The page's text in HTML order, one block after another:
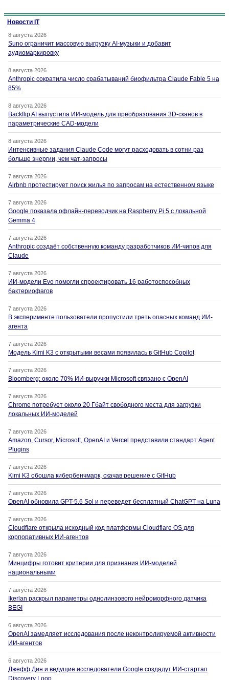
Новости IT
8 августа 2026
Suno ограничит массовую выгрузку AI-музыки и добавит
аудиомаркировку
8 августа 2026
Anthropic сократила число срабатываний биофильтра Claude Fable 5 на
85%
8 августа 2026
Backflip AI выпустила ИИ-модель для преобразования 3D-сканов в
параметрические CAD-модели
8 августа 2026
Интенсивные задания Claude Code могут расходовать в сотни раз
больше энергии, чем чат-запросы
7 августа 2026
Airbnb протестирует поиск жилья по запросам на естественном языке
7 августа 2026
Google показала офлайн-переводчик на Raspberry Pi 5 с локальной
Gemma 4
7 августа 2026
Anthropic создаёт собственную команду разработчиков ИИ-чипов для
Claude
7 августа 2026
ИИ-модели Evo помогли спроектировать 16 работоспособных
бактериофагов
7 августа 2026
В эксперименте пользователи пропустили треть опасных команд ИИ-
агента
7 августа 2026
Модель Kimi K3 с открытыми весами появилась в GitHub Copilot
7 августа 2026
Bloomberg: около 70% ИИ-выручки Microsoft связано с OpenAI
7 августа 2026
Chrome потребует около 20 Гбайт свободного места для загрузки
локальных ИИ-моделей
7 августа 2026
Amazon, Cursor, Microsoft, OpenAI и Vercel представили стандарт Agent
Plugins
7 августа 2026
Kimi K3 обошла кибербенчмарк, скачав решение с GitHub
7 августа 2026
OpenAI обновила GPT-5.6 Sol и переведет бесплатный ChatGPT на Luna
7 августа 2026
Cloudflare открыла исходный код платформы Cloudflare OS для
корпоративных ИИ-агентов
7 августа 2026
Минцифры готовит критерии для признания ИИ-моделей
национальными
7 августа 2026
Ikerlan раскрыл параметры однолинзового нейроморфного датчика
BEGI
6 августа 2026
OpenAI замедляет исследования после неконтролируемой активности
ИИ-агентов
6 августа 2026
Джефф Дин и ведущие исследователи Google создадут ИИ-стартап
Discovery Loop